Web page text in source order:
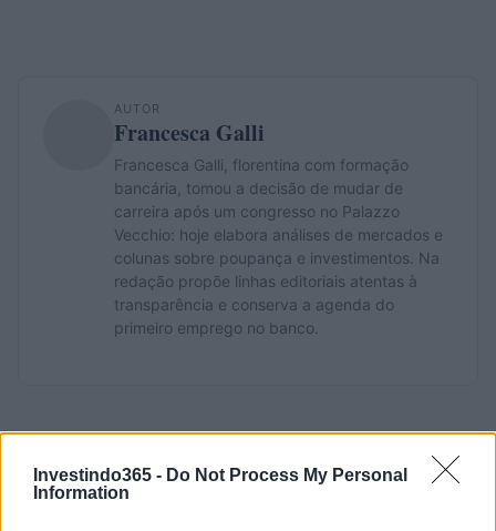
Investindo365 - Do Not Process My Personal
Information
AUTOR
Francesca Galli
Francesca Galli, florentina com formação
bancária, tomou a decisão de mudar de
carreira após um congresso no Palazzo
Vecchio: hoje elabora análises de mercados e
colunas sobre poupança e investimentos. Na
redação propõe linhas editoriais atentas à
transparência e conserva a agenda do
primeiro emprego no banco.